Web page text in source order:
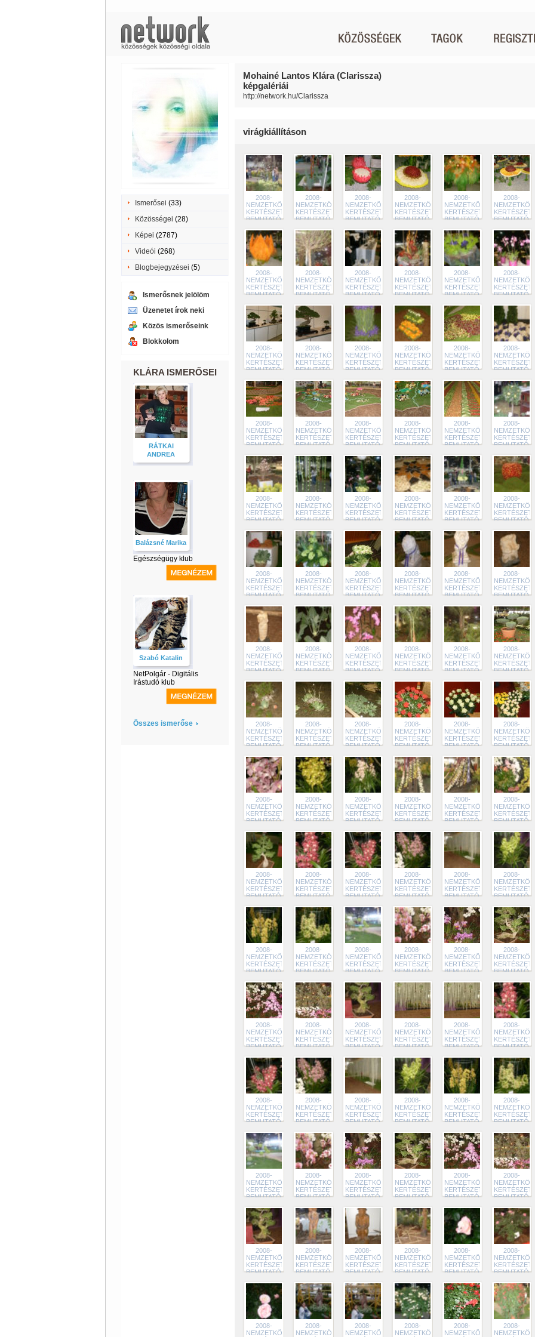
Ismerősei (33)
Közösségei (28)
Képei (2787)
Videói (268)
Blogbejegyzései (5)
Ismerősnek jelölöm
Üzenetet írok neki
Közös ismerőseink
Blokkolom
KLÁRA ISMERŐSEI
RÁTKAI
ANDREA
Balázsné Marika
Egészségügy klub
Szabó Katalin
NetPolgár - Digitális
Irástudó klub
Összes ismerőse
Mohainé Lantos Klára (Clarissza)
képgalériái
http://network.hu/Clarissza
virágkiállításon
2008-
NEMZETKÖZI
KERTÉSZETI
BEMUTATÓ
2008-
NEMZETKÖZI
KERTÉSZETI
BEMUTATÓ
2008-
NEMZETKÖZI
KERTÉSZETI
BEMUTATÓ
2008-
NEMZETKÖZI
KERTÉSZETI
BEMUTATÓ
2008-
NEMZETKÖZI
KERTÉSZETI
BEMUTATÓ
2008-
NEMZETKÖZI
KERTÉSZETI
BEMUTATÓ
2008-
NEMZETKÖZI
KERTÉSZETI
BEMUTATÓ
2008-
NEMZETKÖZI
KERTÉSZETI
BEMUTATÓ
2008-
NEMZETKÖZI
KERTÉSZETI
BEMUTATÓ
2008-
NEMZETKÖZI
KERTÉSZETI
BEMUTATÓ
2008-
NEMZETKÖZI
KERTÉSZETI
BEMUTATÓ
2008-
NEMZETKÖZI
KERTÉSZETI
BEMUTATÓ
2008-
NEMZETKÖZI
KERTÉSZETI
BEMUTATÓ
2008-
NEMZETKÖZI
KERTÉSZETI
BEMUTATÓ
2008-
NEMZETKÖZI
KERTÉSZETI
BEMUTATÓ
2008-
NEMZETKÖZI
KERTÉSZETI
BEMUTATÓ
2008-
NEMZETKÖZI
KERTÉSZETI
BEMUTATÓ
2008-
NEMZETKÖZI
KERTÉSZETI
BEMUTATÓ
2008-
NEMZETKÖZI
KERTÉSZETI
BEMUTATÓ
2008-
NEMZETKÖZI
KERTÉSZETI
BEMUTATÓ
2008-
NEMZETKÖZI
KERTÉSZETI
BEMUTATÓ
2008-
NEMZETKÖZI
KERTÉSZETI
BEMUTATÓ
2008-
NEMZETKÖZI
KERTÉSZETI
BEMUTATÓ
2008-
NEMZETKÖZI
KERTÉSZETI
BEMUTATÓ
2008-
NEMZETKÖZI
KERTÉSZETI
BEMUTATÓ
2008-
NEMZETKÖZI
KERTÉSZETI
BEMUTATÓ
2008-
NEMZETKÖZI
KERTÉSZETI
BEMUTATÓ
2008-
NEMZETKÖZI
KERTÉSZETI
BEMUTATÓ
2008-
NEMZETKÖZI
KERTÉSZETI
BEMUTATÓ
2008-
NEMZETKÖZI
KERTÉSZETI
BEMUTATÓ
2008-
NEMZETKÖZI
KERTÉSZETI
BEMUTATÓ
2008-
NEMZETKÖZI
KERTÉSZETI
BEMUTATÓ
2008-
NEMZETKÖZI
KERTÉSZETI
BEMUTATÓ
2008-
NEMZETKÖZI
KERTÉSZETI
BEMUTATÓ
2008-
NEMZETKÖZI
KERTÉSZETI
BEMUTATÓ
2008-
NEMZETKÖZI
KERTÉSZETI
BEMUTATÓ
2008-
NEMZETKÖZI
KERTÉSZETI
BEMUTATÓ
2008-
NEMZETKÖZI
KERTÉSZETI
BEMUTATÓ
2008-
NEMZETKÖZI
KERTÉSZETI
BEMUTATÓ
2008-
NEMZETKÖZI
KERTÉSZETI
BEMUTATÓ
2008-
NEMZETKÖZI
KERTÉSZETI
BEMUTATÓ
2008-
NEMZETKÖZI
KERTÉSZETI
BEMUTATÓ
2008-
NEMZETKÖZI
KERTÉSZETI
BEMUTATÓ
2008-
NEMZETKÖZI
KERTÉSZETI
BEMUTATÓ
2008-
NEMZETKÖZI
KERTÉSZETI
BEMUTATÓ
2008-
NEMZETKÖZI
KERTÉSZETI
BEMUTATÓ
2008-
NEMZETKÖZI
KERTÉSZETI
BEMUTATÓ
2008-
NEMZETKÖZI
KERTÉSZETI
BEMUTATÓ
2008-
NEMZETKÖZI
KERTÉSZETI
BEMUTATÓ
2008-
NEMZETKÖZI
KERTÉSZETI
BEMUTATÓ
2008-
NEMZETKÖZI
KERTÉSZETI
BEMUTATÓ
2008-
NEMZETKÖZI
KERTÉSZETI
BEMUTATÓ
2008-
NEMZETKÖZI
KERTÉSZETI
BEMUTATÓ
2008-
NEMZETKÖZI
KERTÉSZETI
BEMUTATÓ
2008-
NEMZETKÖZI
KERTÉSZETI
BEMUTATÓ
2008-
NEMZETKÖZI
KERTÉSZETI
BEMUTATÓ
2008-
NEMZETKÖZI
KERTÉSZETI
BEMUTATÓ
2008-
NEMZETKÖZI
KERTÉSZETI
BEMUTATÓ
2008-
NEMZETKÖZI
KERTÉSZETI
BEMUTATÓ
2008-
NEMZETKÖZI
KERTÉSZETI
BEMUTATÓ
2008-
NEMZETKÖZI
KERTÉSZETI
BEMUTATÓ
2008-
NEMZETKÖZI
KERTÉSZETI
BEMUTATÓ
2008-
NEMZETKÖZI
KERTÉSZETI
BEMUTATÓ
2008-
NEMZETKÖZI
KERTÉSZETI
BEMUTATÓ
2008-
NEMZETKÖZI
KERTÉSZETI
BEMUTATÓ
2008-
NEMZETKÖZI
KERTÉSZETI
BEMUTATÓ
2008-
NEMZETKÖZI
KERTÉSZETI
BEMUTATÓ
2008-
NEMZETKÖZI
KERTÉSZETI
BEMUTATÓ
2008-
NEMZETKÖZI
KERTÉSZETI
BEMUTATÓ
2008-
NEMZETKÖZI
KERTÉSZETI
BEMUTATÓ
2008-
NEMZETKÖZI
KERTÉSZETI
BEMUTATÓ
2008-
NEMZETKÖZI
KERTÉSZETI
BEMUTATÓ
2008-
NEMZETKÖZI
KERTÉSZETI
BEMUTATÓ
2008-
NEMZETKÖZI
KERTÉSZETI
BEMUTATÓ
2008-
NEMZETKÖZI
KERTÉSZETI
BEMUTATÓ
2008-
NEMZETKÖZI
KERTÉSZETI
BEMUTATÓ
2008-
NEMZETKÖZI
KERTÉSZETI
BEMUTATÓ
2008-
NEMZETKÖZI
KERTÉSZETI
BEMUTATÓ
2008-
NEMZETKÖZI
KERTÉSZETI
BEMUTATÓ
2008-
NEMZETKÖZI
KERTÉSZETI
BEMUTATÓ
2008-
NEMZETKÖZI
KERTÉSZETI
BEMUTATÓ
2008-
NEMZETKÖZI
KERTÉSZETI
BEMUTATÓ
2008-
NEMZETKÖZI
KERTÉSZETI
BEMUTATÓ
2008-
NEMZETKÖZI
KERTÉSZETI
BEMUTATÓ
2008-
NEMZETKÖZI
KERTÉSZETI
BEMUTATÓ
2008-
NEMZETKÖZI
KERTÉSZETI
BEMUTATÓ
2008-
NEMZETKÖZI
KERTÉSZETI
BEMUTATÓ
2008-
NEMZETKÖZI
KERTÉSZETI
BEMUTATÓ
2008-
NEMZETKÖZI
KERTÉSZETI
BEMUTATÓ
2008-
NEMZETKÖZI
KERTÉSZETI
BEMUTATÓ
2008-
NEMZETKÖZI
2008-
NEMZETKÖZI
2008-
NEMZETKÖZI
2008-
NEMZETKÖZI
2008-
NEMZETKÖZI
2008-
NEMZETKÖZI